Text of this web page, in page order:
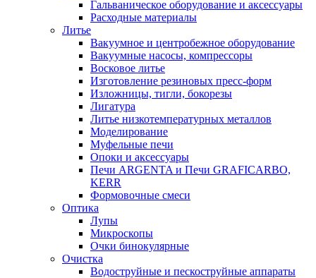
Гальваническое оборудование и аксессуары
Расходные материалы
Литье
Вакуумное и центробежное оборудование
Вакуумные насосы, компрессоры
Восковое литье
Изготовление резиновых пресс-форм
Изложницы, тигли, бокорезы
Лигатура
Литье низкотемпературных металлов
Моделирование
Муфельные печи
Опоки и аксессуары
Печи ARGENTA и Печи GRAFICARBO,
KERR
Формовочные смеси
Оптика
Лупы
Микроскопы
Очки бинокулярные
Очистка
Водоструйные и пескоструйные аппараты